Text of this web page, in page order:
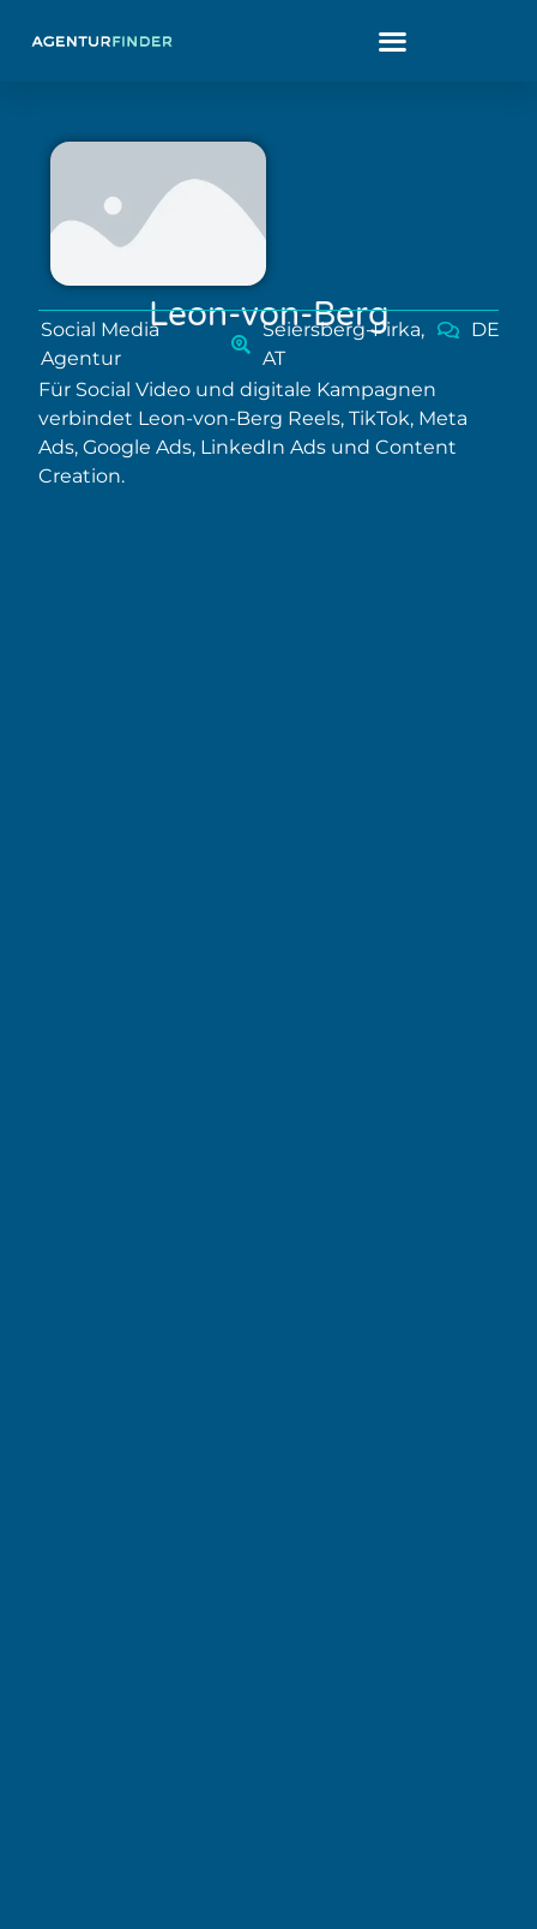
Leon-von-Berg
Social Media
Agentur
Seiersberg-Pirka,
AT
DE
Für Social Video und digitale Kampagnen
verbindet Leon-von-Berg Reels, TikTok, Meta
Ads, Google Ads, LinkedIn Ads und Content
Creation.